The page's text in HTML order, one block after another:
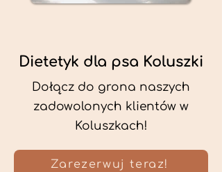
Dietetyk dla psa Koluszki
Dołącz do grona naszych
zadowolonych klientów w
Koluszkach!
Zarezerwuj teraz!